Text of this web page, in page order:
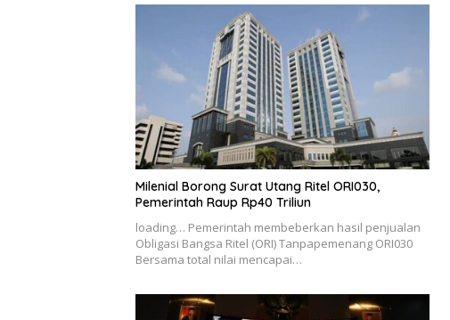
Milenial Borong Surat Utang Ritel ORI030,
Pemerintah Raup Rp40 Triliun
loading… Pemerintah membeberkan hasil penjualan
Obligasi Bangsa Ritel (ORI) Tanpapemenang ORI030
Bersama total nilai mencapai…